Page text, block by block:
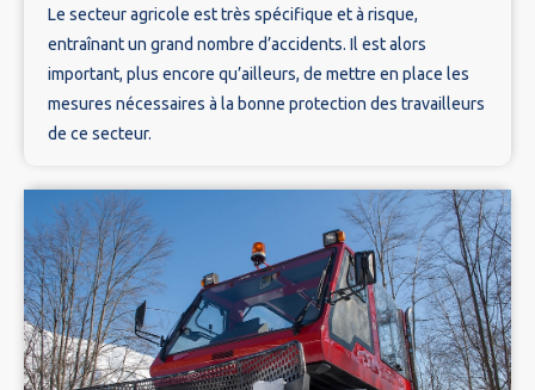
Le secteur agricole est très spécifique et à risque,
entraînant un grand nombre d’accidents. Il est alors
important, plus encore qu’ailleurs, de mettre en place les
mesures nécessaires à la bonne protection des travailleurs
de ce secteur.